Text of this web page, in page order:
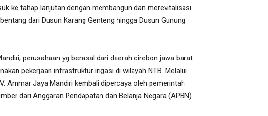
ke tahap lanjutan dengan membangun dan merevitalisasi
dari Dusun Karang Genteng hingga Dusun Gunung
perusahaan yg berasal dari daerah cirebon jawa barat
pekerjaan infrastruktur irigasi di wilayah NTB. Melalui
Ammar Jaya Mandiri kembali dipercaya oleh pemerintah
dari Anggaran Pendapatan dan Belanja Negara (APBN).